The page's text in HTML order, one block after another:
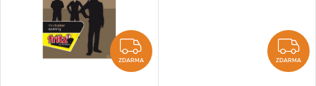
ZDARMA
ZDARMA ZDARMA